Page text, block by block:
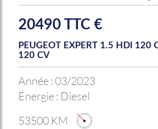
20490 TTC €
PEUGEOT EXPERT 1.5 HDI 120
120 CV
Année :03/2023
Énergie : Diesel
53500 KM